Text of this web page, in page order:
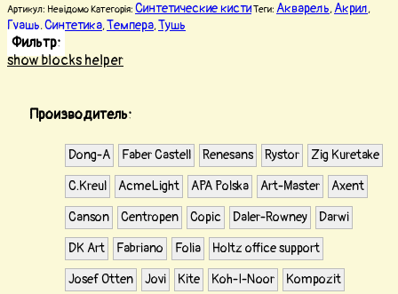
Артикул: НевідомоКатегорія: Синтетические кистиТеги: Акварель, Акрил,
Гуашь, Синтетика, Темпера, Тушь
Фильтр:
show blocks helper
Производитель:
Dong-A Faber Castell Renesans Rystor Zig Kuretake
С.Kreul AcmeLight APA Polska Art-Master Axent
Canson Centropen Copic Daler-Rowney Darwi
DK Art Fabriano Folia Holtz office support
Josef Otten Jovi Kite Koh-I-Noor Kompozit